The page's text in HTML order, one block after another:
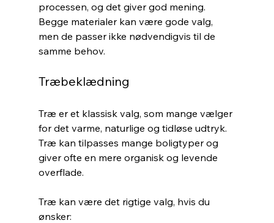
processen, og det giver god mening.
Begge materialer kan være gode valg,
men de passer ikke nødvendigvis til de
samme behov.
Træbeklædning
Træ er et klassisk valg, som mange vælger
for det varme, naturlige og tidløse udtryk.
Træ kan tilpasses mange boligtyper og
giver ofte en mere organisk og levende
overflade.
Træ kan være det rigtige valg, hvis du
ønsker: